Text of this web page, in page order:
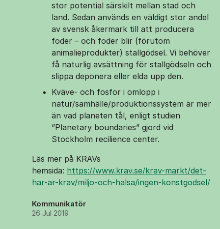
stor potential särskilt mellan stad och
land. Sedan används en väldigt stor andel
av svensk åkermark till att producera
foder – och foder blir (förutom
animalieprodukter) stallgödsel. Vi behöver
få naturlig avsättning för stallgödseln och
slippa deponera eller elda upp den.
Kväve- och fosfor i omlopp i
natur/samhälle/produktionssystem är mer
än vad planeten tål, enligt studien
”Planetary boundaries” gjord vid
Stockholm recilience center.
Läs mer på KRAVs
hemsida: https://www.krav.se/krav-markt/det-
har-ar-krav/miljo-och-halsa/ingen-konstgodsel/
Kommunikatör
26 Jul 2019